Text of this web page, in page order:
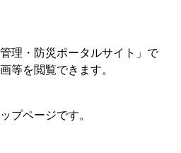
理・防災ポータルサイト」で
等を閲覧できます。
プページです。